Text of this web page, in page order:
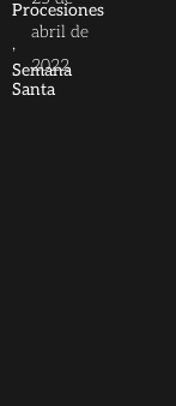
Procesiones
,
Semana
Santa
abril de
2022